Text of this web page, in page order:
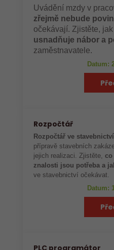
Uvádění mzdy v
zřejmě nebude
očekávají. Zjistěte,
usnadňuje nábor a
zaměstnavatele.
Datum:
Rozpočtář
Rozpočtář ve stavebnictví
přípravě stavebních
jejich realizaci. Zjistěte,co
znalosti jsou potřeba a
ve stavebnictví očekávat.
Datum: